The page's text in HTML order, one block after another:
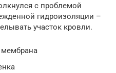
с проблемой
гидроизоляции –
участок кровли.